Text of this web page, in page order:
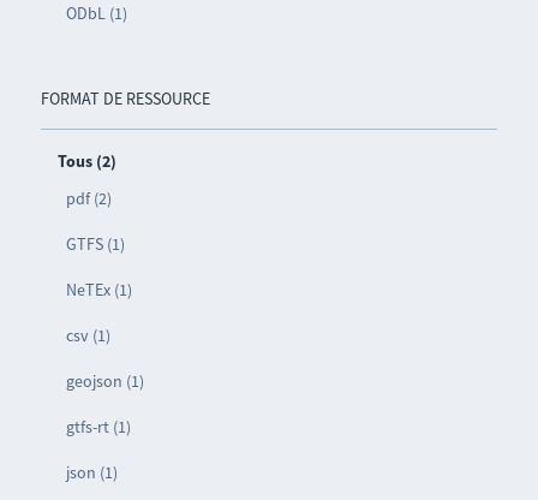
ODbL (1)
FORMAT DE RESSOURCE
Tous (2)
pdf (2)
GTFS (1)
NeTEx (1)
csv (1)
geojson (1)
gtfs-rt (1)
json (1)